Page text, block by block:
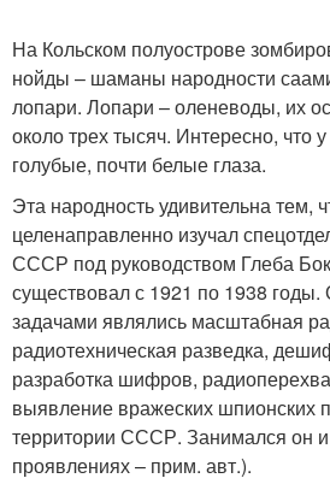
На Кольском полуострове
нойды – шаманы народности
лопари. Лопари – оленеводы, их
около трех тысяч. Интересно, что
голубые, почти белые глаза.
Эта народность удивительна тем,
целенаправленно изучал
СССР под руководством Глеба
существовал с 1921 по 1938
задачами являлись масштабная
радиотехническая разведка,
разработка шифров,
выявление вражеских шпионских
территории СССР. Занимался он
проявлениях – прим. авт.).